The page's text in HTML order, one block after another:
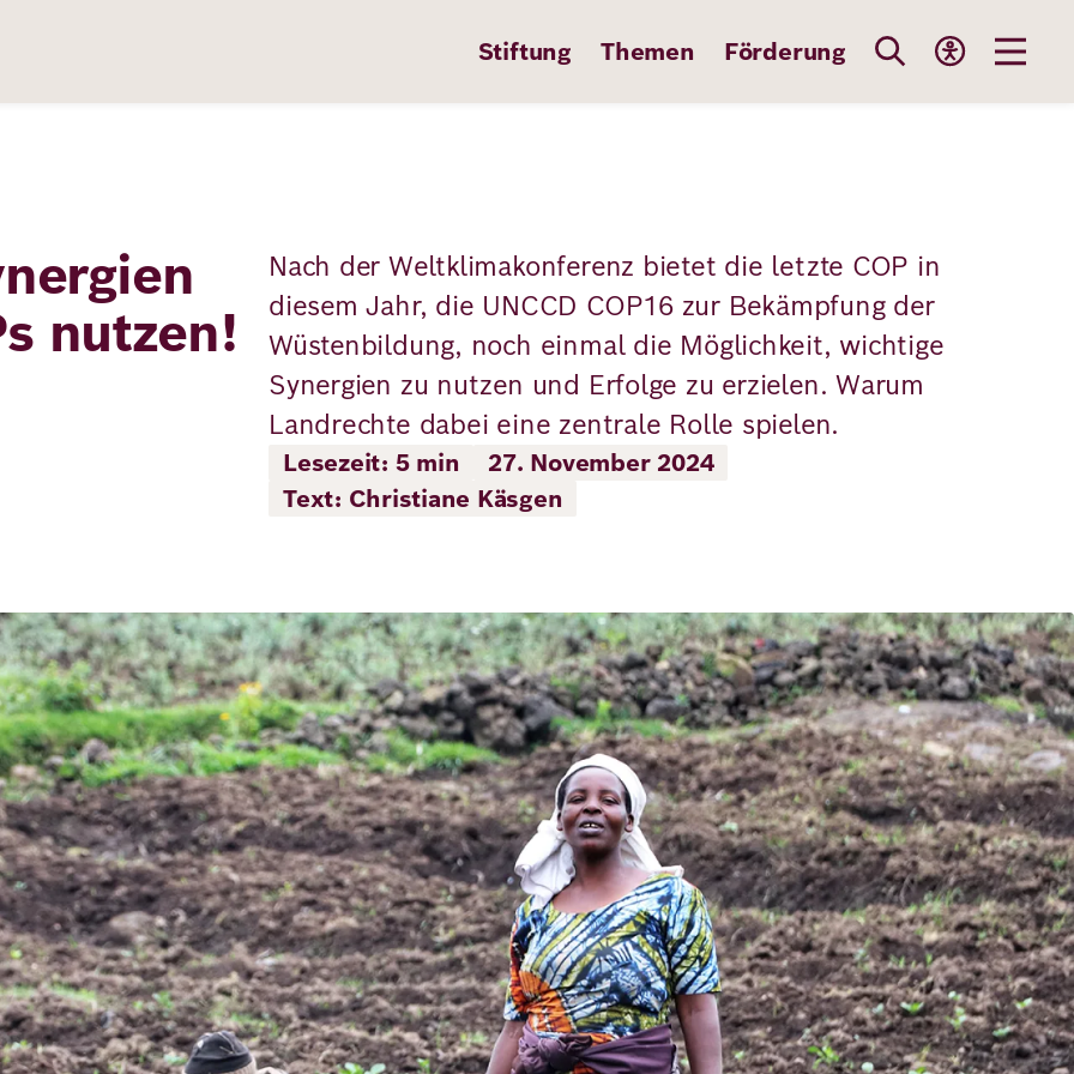
Stiftung Themen Förderung
nutzen!
Nach der Weltklimakonferenz bietet die letzte COP in
diesem Jahr, die UNCCD COP16 zur Bekämpfung der
Wüstenbildung, noch einmal die Möglichkeit, wichtige
Synergien zu nutzen und Erfolge zu erzielen. Warum
Landrechte dabei eine zentrale Rolle spielen.
Lesezeit: 5 min
27. November 2024
Text: Christiane Käsgen